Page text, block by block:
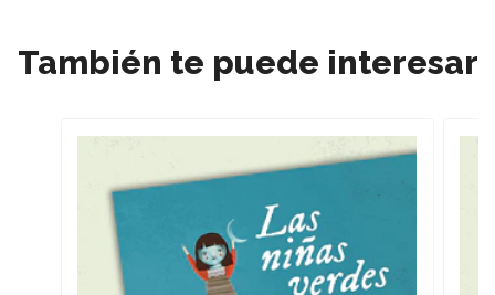
También te puede interesar